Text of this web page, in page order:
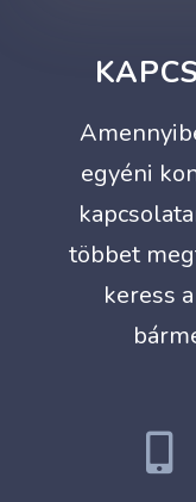
egyéni
többet
keress
